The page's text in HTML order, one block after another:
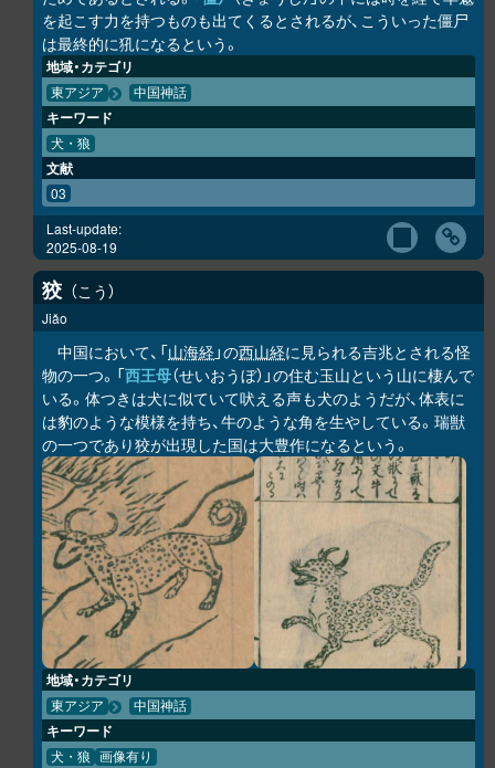
を起こす力を持つものも出てくるとされるが、こういった僵尸
は最終的に犼になるという。
地域・カテゴリ
東アジア 中国神話
キーワード
犬・狼
文献
03
Last-update:
2025-08-19
狡 こう
Jiǎo
中国において、「山海経 」の西山経に見られる吉兆とされる怪
物の一つ。「西王母（せいおうぼ）」の住む玉山という山に棲んで
いる。体つきは犬に似ていて吠える声も犬のようだが、体表に
は豹のような模様を持ち、牛のような角を生やしている。瑞獣
の一つであり狡が出現した国は大豊作になるという。
地域・カテゴリ
東アジア 中国神話
キーワード
犬・狼 画像有り